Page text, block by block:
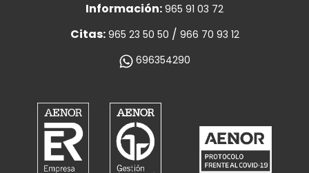
Información: 965 91 03 72
Citas: 965 23 50 50 / 966 70 93 12
696354290